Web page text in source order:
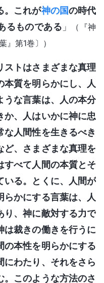
。これが神の国の時代
るものである 」
（『神
』第1巻〕）
ストはさまざまな真理
本質を明らかにし、人
うな言葉は、人の本分
か、人はいかに神に忠
人間性を生きるべき
ど、さまざまな真理を
すべて人間の本質とそ
いる。とくに、人間が
らかにする言葉は、人
り、神に敵対する力で
は裁きの働きを行うに
の本性を明らかにする
にわたり、それをさら
。このような方法のさ